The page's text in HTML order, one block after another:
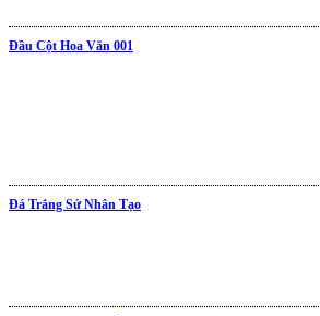
Đầu Cột Hoa Văn 001
Đá Trắng Sứ Nhân Tạo